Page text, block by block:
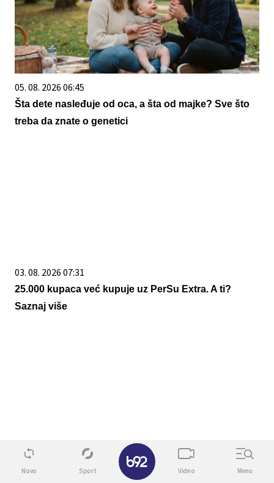
05. 08. 2026 06:45
Šta dete nasleđuje od oca, a šta od majke? Sve što
treba da znate o genetici
03. 08. 2026 07:31
25.000 kupaca već kupuje uz PerSu Extra. A ti?
Saznaj više
08. 08. 2026 11:35
Патријарх Порфирије примио децу из кампа
Novo Sport Video Menu
✕